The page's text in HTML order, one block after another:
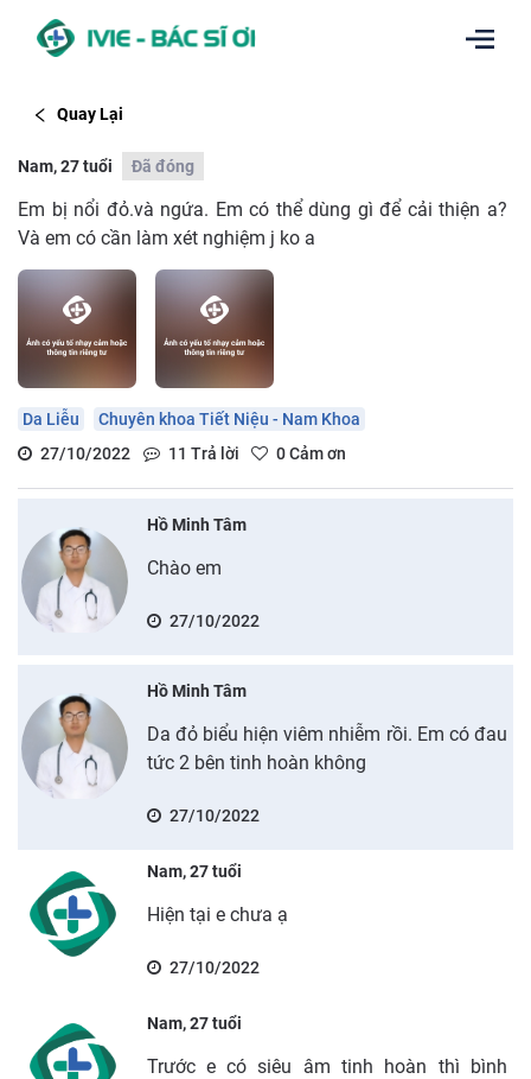
Quay Lại
Nam, 27 tuổi Đã đóng
Em bị nổi đỏ.và ngứa. Em có thể dùng gì để cải thiện a?
Và em có cần làm xét nghiệm j ko a
Da Liễu
Chuyên khoa Tiết Niệu - Nam Khoa
27/10/2022
11 Trả lời 0Cảm ơn
Hồ Minh Tâm
Chào em
27/10/2022
Hồ Minh Tâm
Da đỏ biểu hiện viêm nhiễm rồi. Em có đau
tức 2 bên tinh hoàn không
27/10/2022
Nam, 27 tuổi
Hiện tại e chưa ạ
27/10/2022
Nam, 27 tuổi
Trước e có siêu âm tinh hoàn thì bình